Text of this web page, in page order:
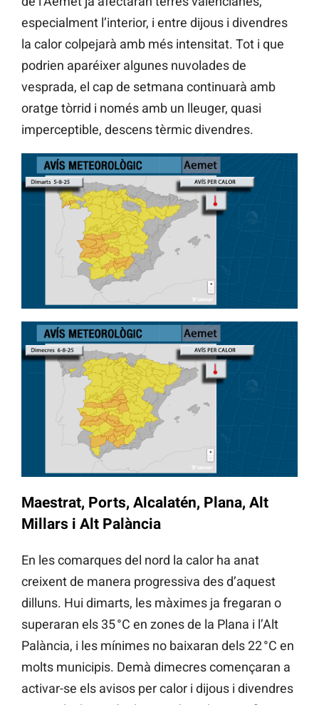
especialment l’interior, i entre dijous i divendres
la calor colpejarà amb més intensitat. Tot i que
podrien aparéixer algunes nuvolades de
vesprada, el cap de setmana continuarà amb
oratge tòrrid i només amb un lleuger, quasi
imperceptible, descens tèrmic divendres.
Maestrat, Ports, Alcalatén, Plana, Alt
Millars i Alt Palància
En les comarques del nord la calor ha anat
creixent de manera progressiva des d’aquest
dilluns. Hui dimarts, les màximes ja fregaran o
superaran els 35 °C en zones de la Plana i l’Alt
Palància, i les mínimes no baixaran dels 22 °C en
molts municipis. Demà dimecres començaran a
activar-se els avisos per calor i dijous i divendres